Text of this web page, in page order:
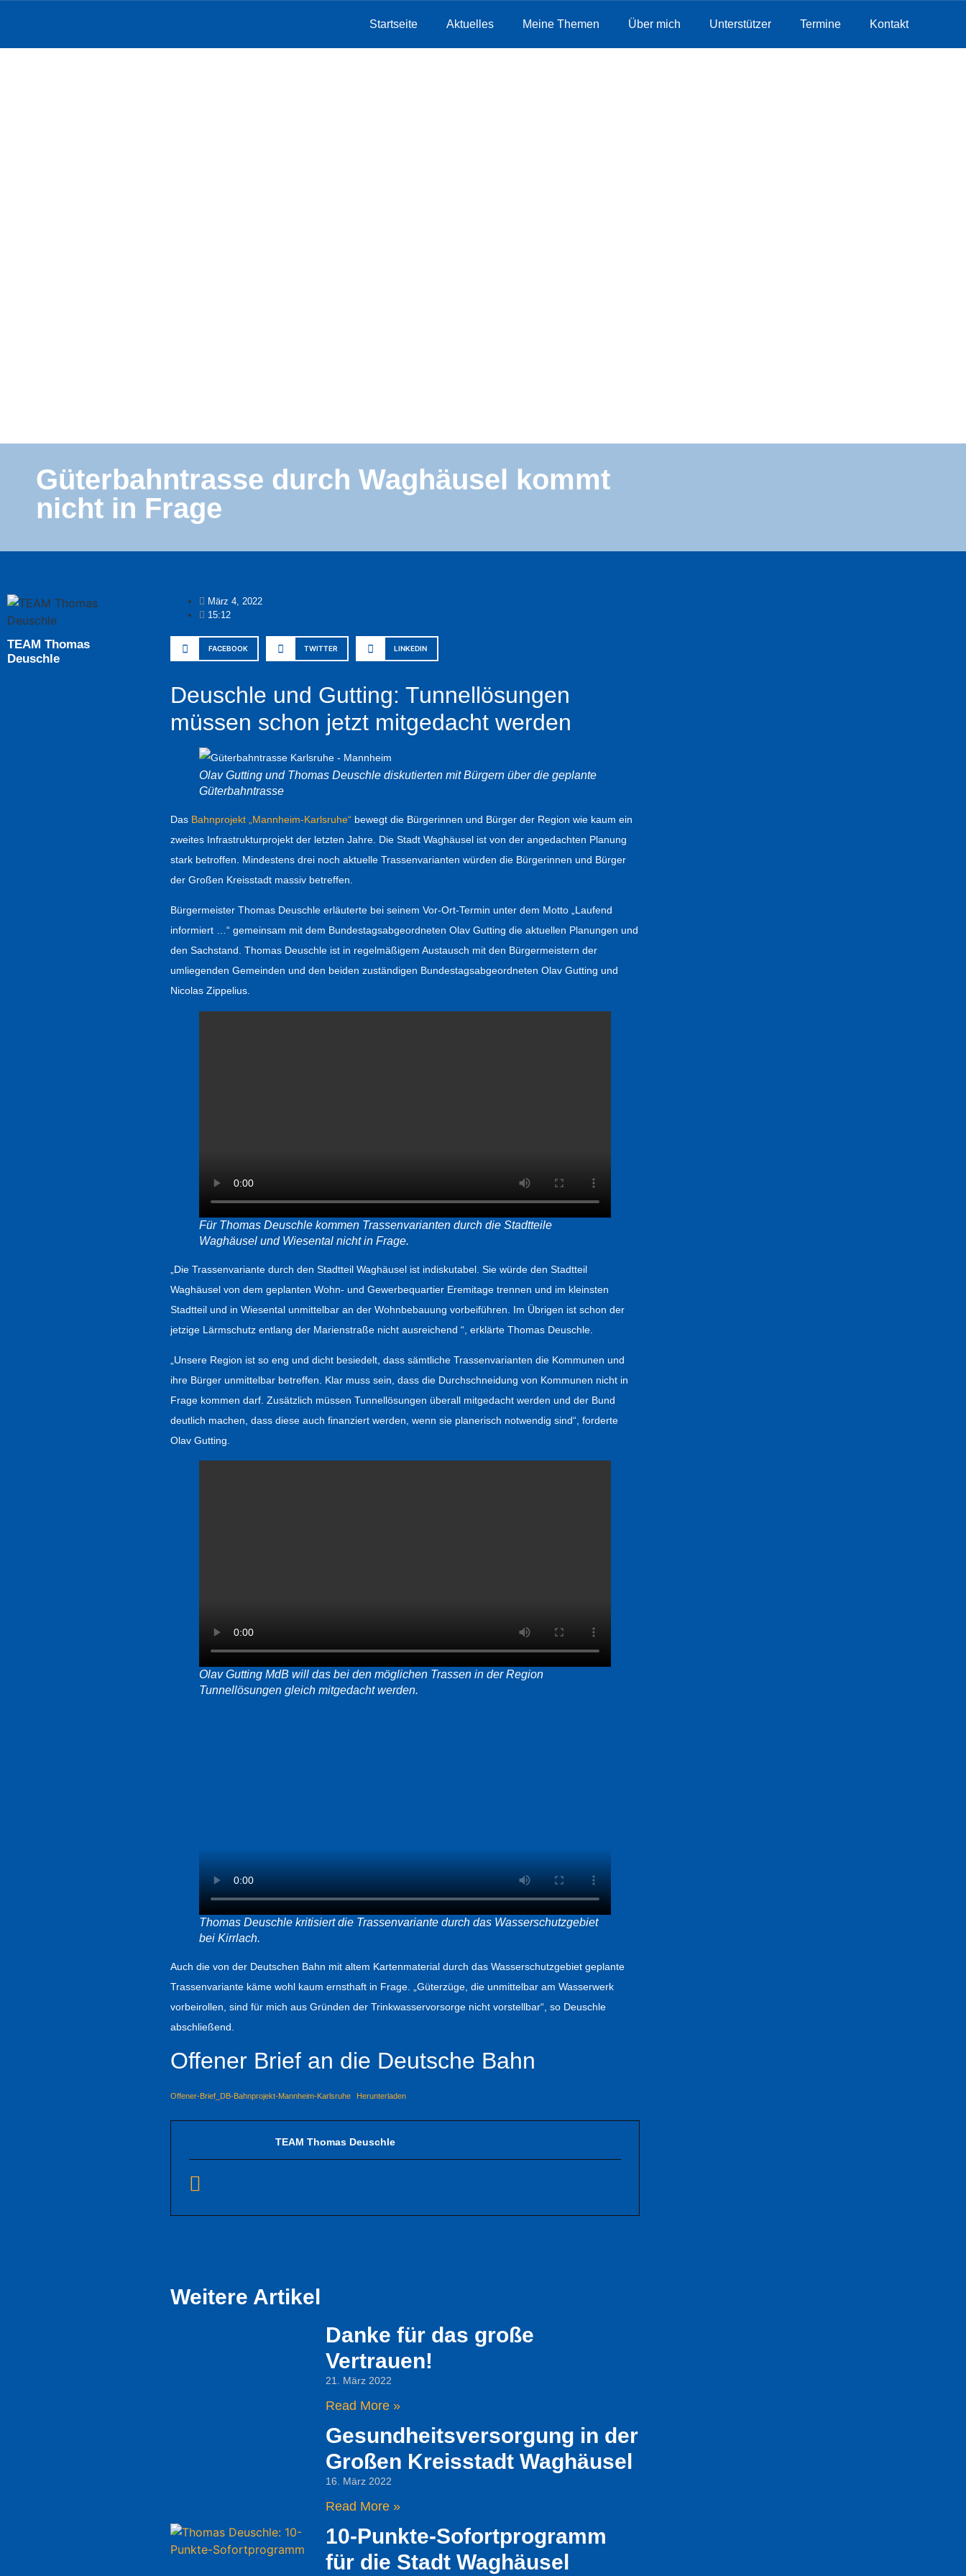
Startseite Aktuelles Meine Themen Über mich Unterstützer Termine Kontakt
Güterbahntrasse durch Waghäusel kommt
nicht in Frage
TEAM Thomas
Deuschle
März 4, 2022
15:12
FACEBOOK TWITTER LINKEDIN
Deuschle und Gutting: Tunnellösungen
müssen schon jetzt mitgedacht werden
Olav Gutting und Thomas Deuschle diskutierten mit Bürgern über die geplante
Güterbahntrasse
Das Bahnprojekt „Mannheim-Karlsruhe“bewegt die Bürgerinnen und Bürger der Region wie kaum ein
zweites Infrastrukturprojekt der letzten Jahre. Die Stadt Waghäusel ist von der angedachten Planung
stark betroffen. Mindestens drei noch aktuelle Trassenvarianten würden die Bürgerinnen und Bürger
der Großen Kreisstadt massiv betreffen.
Bürgermeister Thomas Deuschle erläuterte bei seinem Vor-Ort-Termin unter dem Motto „Laufend
informiert …“ gemeinsam mit dem Bundestagsabgeordneten Olav Gutting die aktuellen Planungen und
den Sachstand. Thomas Deuschle ist in regelmäßigem Austausch mit den Bürgermeistern der
umliegenden Gemeinden und den beiden zuständigen Bundestagsabgeordneten Olav Gutting und
Nicolas Zippelius.
Für Thomas Deuschle kommen Trassenvarianten durch die Stadtteile
Waghäusel und Wiesental nicht in Frage.
„Die Trassenvariante durch den Stadtteil Waghäusel ist indiskutabel. Sie würde den Stadtteil
Waghäusel von dem geplanten Wohn- und Gewerbequartier Eremitage trennen und im kleinsten
Stadtteil und in Wiesental unmittelbar an der Wohnbebauung vorbeiführen. Im Übrigen ist schon der
jetzige Lärmschutz entlang der Marienstraße nicht ausreichend “, erklärte Thomas Deuschle.
„Unsere Region ist so eng und dicht besiedelt, dass sämtliche Trassenvarianten die Kommunen und
ihre Bürger unmittelbar betreffen. Klar muss sein, dass die Durchschneidung von Kommunen nicht in
Frage kommen darf. Zusätzlich müssen Tunnellösungen überall mitgedacht werden und der Bund
deutlich machen, dass diese auch finanziert werden, wenn sie planerisch notwendig sind“, forderte
Olav Gutting.
Olav Gutting MdB will das bei den möglichen Trassen in der Region
Tunnellösungen gleich mitgedacht werden.
Thomas Deuschle kritisiert die Trassenvariante durch das Wasserschutzgebiet
bei Kirrlach.
Auch die von der Deutschen Bahn mit altem Kartenmaterial durch das Wasserschutzgebiet geplante
Trassenvariante käme wohl kaum ernsthaft in Frage. „Güterzüge, die unmittelbar am Wasserwerk
vorbeirollen, sind für mich aus Gründen der Trinkwasservorsorge nicht vorstellbar“, so Deuschle
abschließend.
Offener Brief an die Deutsche Bahn
Offener-Brief_DB-Bahnprojekt-Mannheim-Karlsruhe Herunterladen
TEAM Thomas Deuschle
Weitere Artikel
Danke für das große
Vertrauen!
21. März 2022
Read More »
Gesundheitsversorgung in der
Großen Kreisstadt Waghäusel
16. März 2022
Read More »
10-Punkte-Sofortprogramm
für die Stadt Waghäusel